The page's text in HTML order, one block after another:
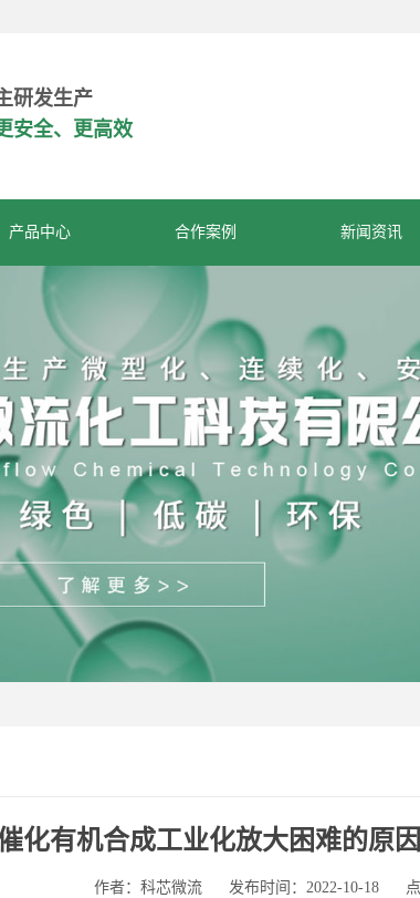
研发生产
安全、更高效
产品中心 合作案例 新闻资讯
化有机合成工业化放大困难的原
作者：科芯微流 发布时间：2022-10-18